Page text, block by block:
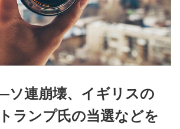
ソ連崩壊、イギリスの
ランプ氏の当選などを